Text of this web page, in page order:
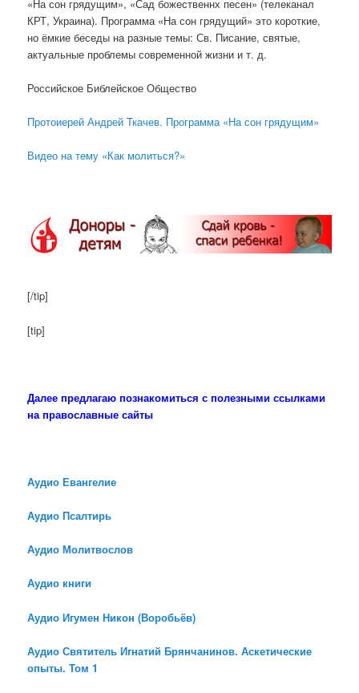
«На сон грядущим», «Сад божественнх песен» (телеканал
КРТ, Украина). Программа «На сон грядущий» это короткие,
но ёмкие беседы на разные темы: Св. Писание, святые,
актуальные проблемы современной жизни и т. д.
Российское Библейское Общество
Протоиерей Андрей Ткачев. Программа «На сон грядущим»
Видео на тему «Как молиться?»
[/tip]
[tip]
Далее предлагаю познакомиться с полезными ссылками
на православные сайты
Аудио Евангелие
Аудио Псалтирь
Аудио Молитвослов
Аудио книги
Аудио Игумен Никон (Воробьёв)
Аудио Святитель Игнатий Брянчанинов. Аскетические
опыты. Том 1